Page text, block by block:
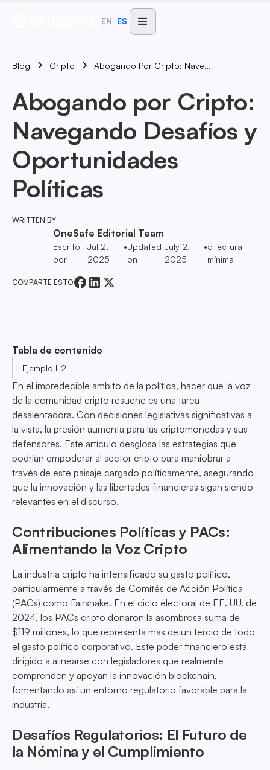
EN ES
Blog Cripto Abogando Por Cripto: Navegando Desafíos Y Oportunidades Políticas
Abogando por Cripto:
Navegando Desafíos y
Oportunidades
Políticas
WRITTEN BY
OneSafe Editorial Team
Escrito
por
Jul 2,
2025
•Updated
on
July 2,
2025
•5 lectura
mínima
COMPARTE ESTO
Tabla de contenido
Ejemplo H2
En el impredecible ámbito de la política, hacer que la voz
de la comunidad cripto resuene es una tarea
desalentadora. Con decisiones legislativas significativas a
la vista, la presión aumenta para las criptomonedas y sus
defensores. Este artículo desglosa las estrategias que
podrían empoderar al sector cripto para maniobrar a
través de este paisaje cargado políticamente, asegurando
que la innovación y las libertades financieras sigan siendo
relevantes en el discurso.
Contribuciones Políticas y PACs:
Alimentando la Voz Cripto
La industria cripto ha intensificado su gasto político,
particularmente a través de Comités de Acción Política
(PACs) como Fairshake. En el ciclo electoral de EE. UU. de
2024, los PACs cripto donaron la asombrosa suma de
$119 millones, lo que representa más de un tercio de todo
el gasto político corporativo. Este poder financiero está
dirigido a alinearse con legisladores que realmente
comprenden y apoyan la innovación blockchain,
fomentando así un entorno regulatorio favorable para la
industria.
Desafíos Regulatorios: El Futuro de
la Nómina y el Cumplimiento